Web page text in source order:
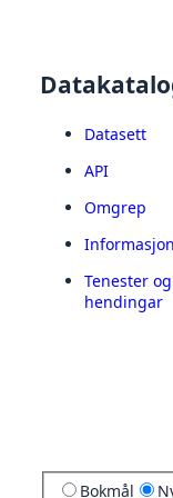
Datasett
API
Omgrep
Tenester og
hendingar
Bokmål